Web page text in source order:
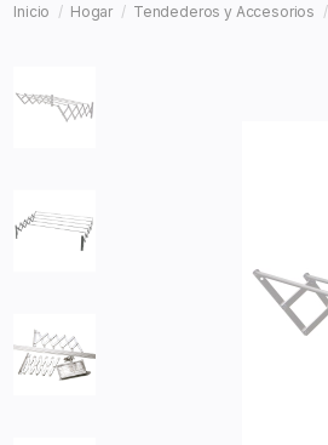
Inicio Hogar Tendederos y Accesorios